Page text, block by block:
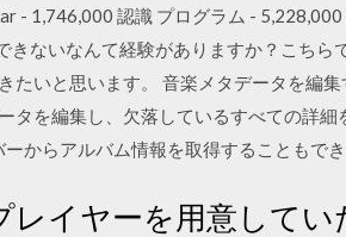
- 1,746,000 認識 プログラム -
ないなんて経験がありますか？こちら
いと思います。 音楽メタデータを編
タを編集し、欠落しているすべての詳
からアルバム情報を取得することもでき
イヤーを用意してい